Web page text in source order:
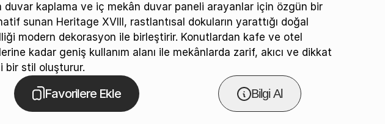
/ B-542-Kesit
duvar kaplama ve iç mekân duvar paneli arayanlar için özgün bir
sunan Heritage XVIII, rastlantısal dokuların yarattığı doğal
modern dekorasyon ile birleştirir. Konutlardan kafe ve otel
kadar geniş kullanım alanı ile mekânlarda zarif, akıcı ve dikkat
bir stil oluşturur.
Favorilere Ekle Bilgi Al